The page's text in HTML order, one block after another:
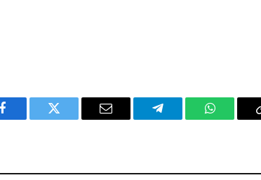
Facebook Twitter Email Telegram